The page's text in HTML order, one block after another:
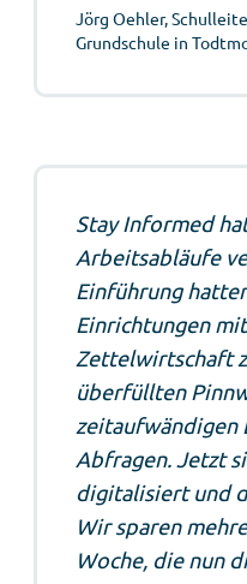
Jörg Oehler,
Grundschule in
Stay Informed
Arbeitsabläufe
Einführung
Einrichtungen
Zettelwirtschaft
überfüllten
zeitaufwändigen
Abfragen. Jetzt
digitalisiert und
Wir sparen
Woche, die nun